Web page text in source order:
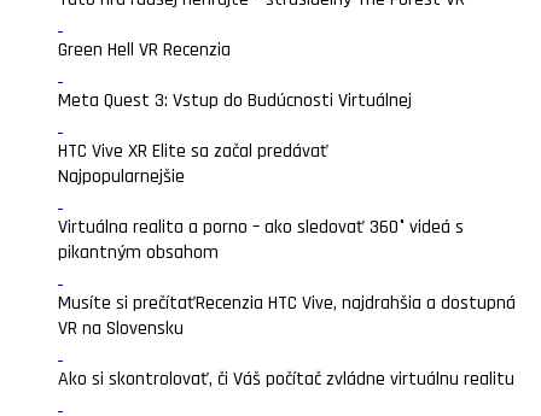
Green Hell VR Recenzia
Meta Quest 3: Vstup do Budúcnosti Virtuálnej
HTC Vive XR Elite sa začal predávať
Najpopularnejšie
Virtuálna realita a porno – ako sledovať 360° videá s
pikantným obsahom
Musíte si prečítaťRecenzia HTC Vive, najdrahšia a dostupná
VR na Slovensku
Ako si skontrolovať, či Váš počítač zvládne virtuálnu realitu